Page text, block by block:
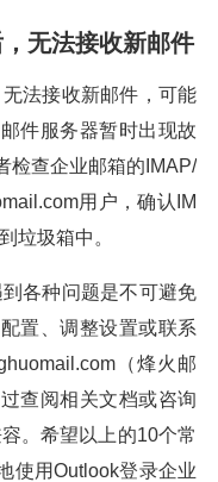
无法接收新邮件
法接收新邮件，可能
件服务器暂时出现故
检查企业邮箱的IMAP/
用户，确认IM
垃圾箱中。
各种问题是不可避免
置、调整设置或联系
（烽火邮
查阅相关文档或咨询
。希望以上的10个常
使用Outlook登录企业